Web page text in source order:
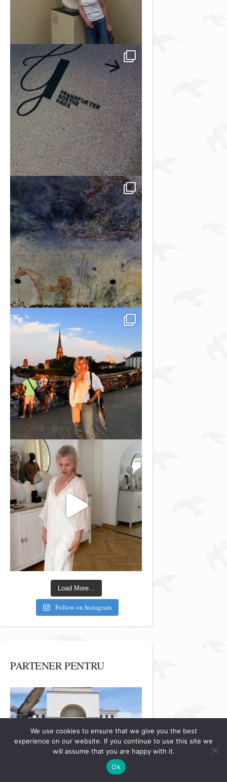
Load More...
Follow on Instagram
PARTENER PENTRU
We use cookies to ensure that we give you the best
experience on our website. If you continue to use this site we
will assume that you are happy with it.
Ok